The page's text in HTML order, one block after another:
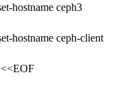
hostname ceph3
hostname ceph-client
<<EOF